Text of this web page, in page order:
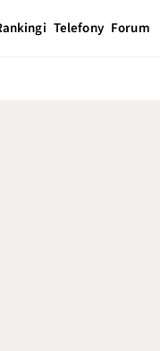
Telefony Forum